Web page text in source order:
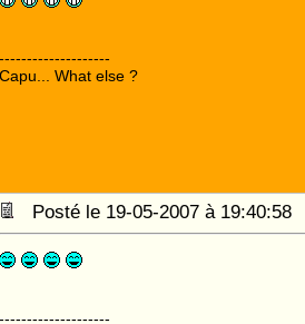
--------------------
Capu... What else ?
Posté le 19-05-2007 à
--------------------